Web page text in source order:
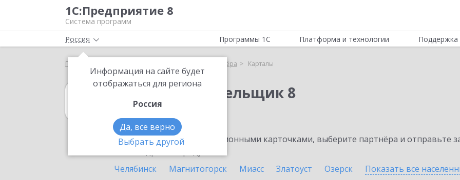
1С:Предприятие 8
Система программ
Россия
Информация на сайте будет
отображаться для региона
Россия
Да, все верно
Выбрать другой
Программы 1С Платформа и технологии Поддержка
Главная Выбор партнёра Карталы
1С:Налогоплательщик 8
в Карталах
Ознакомьтесь с информационными карточками, выберите партнёра и отправьте
Челябинск
Магнитогорск Миасс Златоуст Озерск Показать все